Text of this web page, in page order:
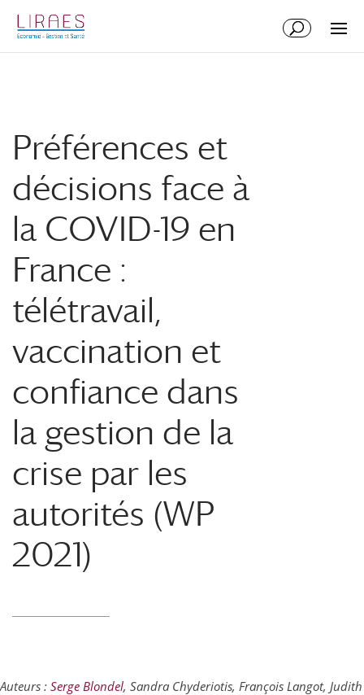
contenu
Préférences et
décisions face à
la COVID-19 en
France :
télétravail,
vaccination et
confiance dans
la gestion de la
crise par les
autorités (WP
2021)
Auteurs : Serge Blondel, Sandra Chyderiotis, François Langot, Judith